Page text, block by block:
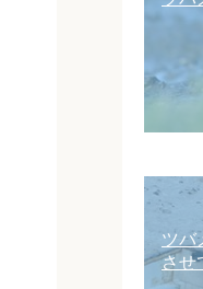
ツバ
させ